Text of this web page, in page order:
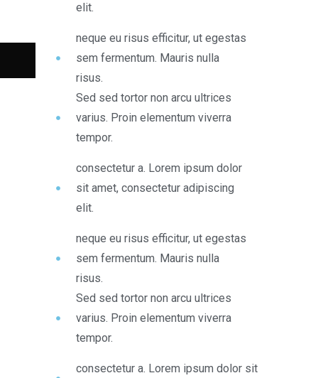
elit.
neque eu risus efficitur, ut egestas
sem fermentum. Mauris nulla
risus.
Sed sed tortor non arcu ultrices
varius. Proin elementum viverra
tempor.
consectetur a. Lorem ipsum dolor
sit amet, consectetur adipiscing
elit.
neque eu risus efficitur, ut egestas
sem fermentum. Mauris nulla
risus.
Sed sed tortor non arcu ultrices
varius. Proin elementum viverra
tempor.
consectetur a. Lorem ipsum dolor sit